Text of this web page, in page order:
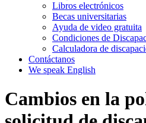
Libros electrónicos
Becas universitarias
Ayuda de video gratuita
Condiciones de
Calculadora de
Contáctanos
We speak English
Cambios en la